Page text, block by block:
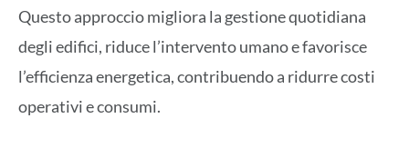
Questo approccio migliora la gestione quotidiana
degli edifici, riduce l’intervento umano e favorisce
l’efficienza energetica, contribuendo a ridurre costi
operativi e consumi.